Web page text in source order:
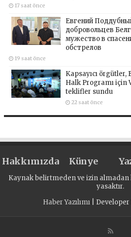
17 saat önce
Евгений
добровольцев
мужество в
обстрелов
19 saat önce
Kapsayıcı örgütler,
Halk Programı için
teklifler sundu
22 saat önce
Hakkımızda Künye
Kaynak belirtmeden ve izin
yasaktır.
Haber Yazılımı | Developer